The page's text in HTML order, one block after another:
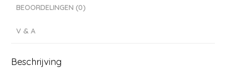
BEOORDELINGEN (0)
V & A
Beschrijving